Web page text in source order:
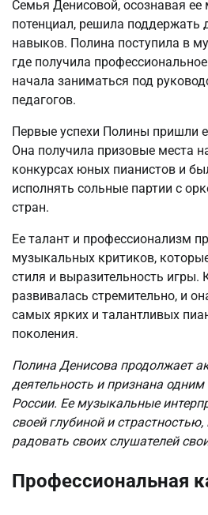
Семья Денисовой, осознавая
потенциал, решила поддержать
навыков. Полина поступила в
где получила
начала заниматься под
педагогов.
Первые успехи Полины пришли
Она получила призовые места
конкурсах юных пианистов и
исполнять сольные партии с
стран.
Ее талант и профессионализм
музыкальных критиков,
стиля и выразительность игры.
развивалась стремительно, и
самых ярких и талантливых
поколения.
Полина Денисова продолжает
деятельность и признана
России. Ее музыкальные
своей глубиной и
радовать своих слушателей
Профессиональная